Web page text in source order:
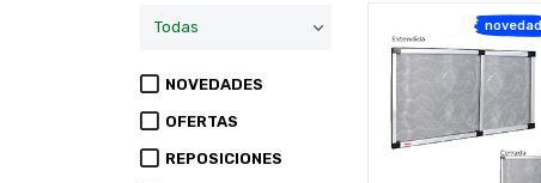
NOVEDADES
OFERTAS
REPOSICIONES
novedad